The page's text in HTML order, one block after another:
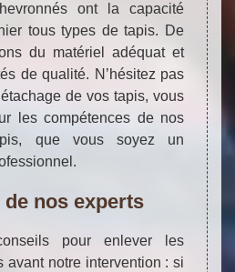
ont la capacité
tous types de tapis. De
du matériel adéquat et
de qualité. N’hésitez pas
de vos tapis, vous
les compétences de nos
que vous soyez un
nos experts
pour enlever les
avant notre intervention : si